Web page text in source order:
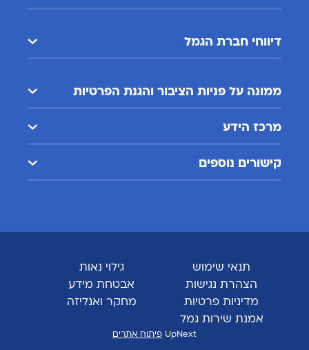
דיווחי חברת הגמל
ממונה על פניות הציבור והגנת הפרטיות
מרכז הידע
קישורים נוספים
תנאי שימוש
גילוי נאות
הצהרת נגישות
אבטחת מידע
מדיניות פרטיות
מחקר ואנליזה
אמנת שירות גמל
UpNext פיתוח אתרים